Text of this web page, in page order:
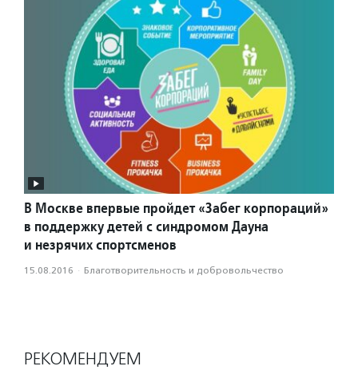
В Москве впервые пройдет «Забег корпораций»
в поддержку детей с синдромом Дауна
и незрячих спортсменов
15.08.2016 · Благотвори­тель­ность и доброволь­чест­во
РЕКОМЕНДУЕМ